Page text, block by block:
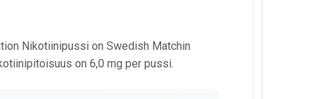
Nikotiinipussi on Swedish Matchin
on 6,0 mg per pussi.